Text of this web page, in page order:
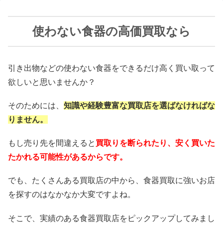
使わない食器の高価買取なら
引き出物などの使わない食器をできるだけ高く買い取って
欲しいと思いませんか？
そのためには、 知識や経験豊富な買取店を選ばなければな
りません。
もし売り先を間違えると 買取りを断られたり、安く買いた
たかれる可能性があるからです。
でも、たくさんある買取店の中から、食器買取に強いお店
を探すのはなかなか大変ですよね。
そこで、実績のある食器買取店をピックアップしてみまし